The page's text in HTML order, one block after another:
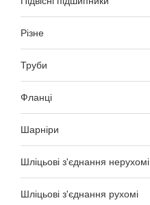
Різне
Труби
Фланці
Шарніри
Шліцьові з'єднання нерухомі
Шліцьові з'єднання рухомі